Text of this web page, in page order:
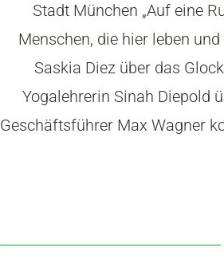
Stadt München „Auf eine
Menschen, die hier leben
Saskia Diez über das
Yogalehrerin Sinah Diepold
Geschäftsführer Max Wagner